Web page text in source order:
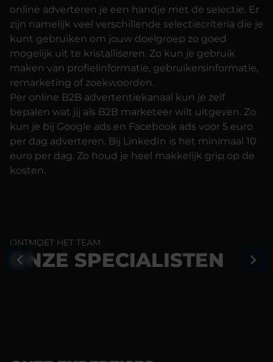
online adverteren je een handje met de selectie. Er
zijn namelijk veel verschillende selectiecriteria die je
kunt gebruiken om jouw doelgroep zo goed
mogelijk uit te kristalliseren. Zo kun je gebruik
maken van profielinformatie, gebruikersinformatie,
remarketing of zoekwoorden.
Per online B2B advertentiekanaal kun je zelf
bepalen wat jij als B2B marketeer wilt uitgeven. Zo
kun je bij Google ads en Facebook ads voor 5 euro
per dag adverteren. Bij LinkedIn is het minimaal 10
euro per dag. Zo houd je heel makkelijk grip op de
kosten.
ONTMOET HET TEAM
ONZE SPECIALISTEN